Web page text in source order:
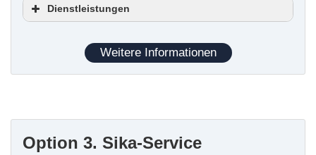
Dienstleistungen
Entrümpelungen
Erwerb nicht geräumter Immobilien
Weitere Informationen
Option 3. Sika-Service